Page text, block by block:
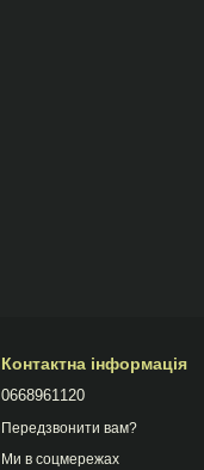
Контактна інформація
0668961120
Передзвонити вам?
Ми в соцмережах